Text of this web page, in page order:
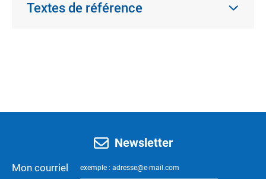
Textes de référence
Newsletter
Mon courriel